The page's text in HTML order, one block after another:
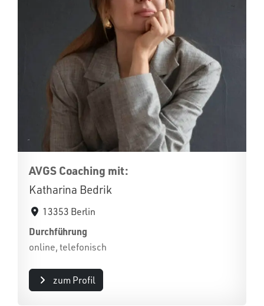
AVGS Coaching mit:
Katharina Bedrik
13353 Berlin
Durchführung
online, telefonisch
zum Profil